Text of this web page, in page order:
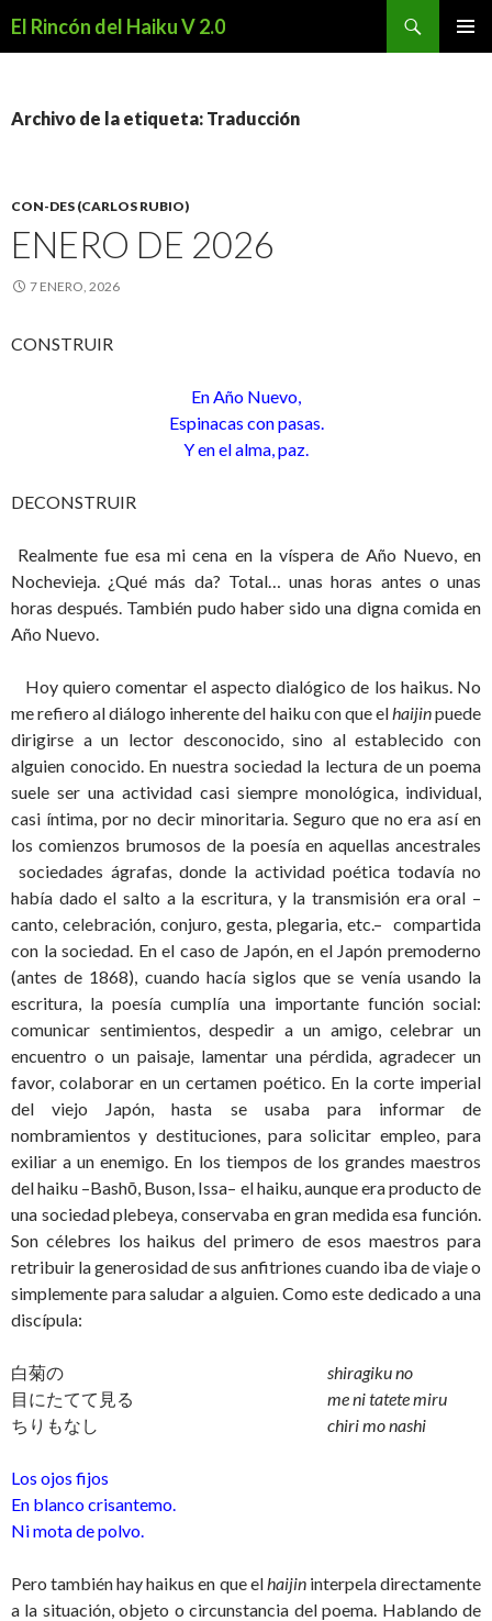
El Rincón del Haiku V 2.0
Archivo de la etiqueta: Traducción
CON-DES (CARLOS RUBIO)
ENERO DE 2026
7 ENERO, 2026
CONSTRUIR
En Año Nuevo,
Espinacas con pasas.
Y en el alma, paz.
DECONSTRUIR
Realmente fue esa mi cena en la víspera de Año Nuevo, en
Nochevieja. ¿Qué más da? Total… unas horas antes o unas
horas después. También pudo haber sido una digna comida en
Año Nuevo.
Hoy quiero comentar el aspecto dialógico de los haikus. No
me refiero al diálogo inherente del haiku con que elhaijinpuede
dirigirse a un lector desconocido, sino al establecido con
alguien conocido. En nuestra sociedad la lectura de un poema
suele ser una actividad casi siempre monológica, individual,
casi íntima, por no decir minoritaria. Seguro que no era así en
los comienzos brumosos de la poesía en aquellas ancestrales
sociedades ágrafas, donde la actividad poética todavía no
había dado el salto a la escritura, y la transmisión era oral –
canto, celebración, conjuro, gesta, plegaria, etc.– compartida
con la sociedad. En el caso de Japón, en el Japón premoderno
(antes de 1868), cuando hacía siglos que se venía usando la
escritura, la poesía cumplía una importante función social:
comunicar sentimientos, despedir a un amigo, celebrar un
encuentro o un paisaje, lamentar una pérdida, agradecer un
favor, colaborar en un certamen poético. En la corte imperial
del viejo Japón, hasta se usaba para informar de
nombramientos y destituciones, para solicitar empleo, para
exiliar a un enemigo. En los tiempos de los grandes maestros
del haiku –Bashō, Buson, Issa– el haiku, aunque era producto de
una sociedad plebeya, conservaba en gran medida esa función.
Son célebres los haikus del primero de esos maestros para
retribuir la generosidad de sus anfitriones cuando iba de viaje o
simplemente para saludar a alguien. Como este dedicado a una
discípula:
白菊の shiragiku no
目にたてて見る
me ni tatete miru
ちりもなし chiri mo nashi
Los ojos fijos
En blanco crisantemo.
Ni mota de polvo.
Pero también hay haikus en que elhaijin interpela directamente
a la situación, objeto o circunstancia del poema. Hablando de